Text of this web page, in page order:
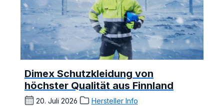
Dimex Schutzkleidung von
höchster Qualität aus Finnland
20. Juli 2026 Hersteller Info